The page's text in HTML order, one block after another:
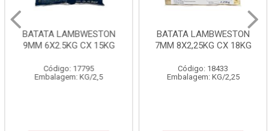
BATATA LAMBWESTON
9MM 6X2.5KG CX 15KG
Código: 17795
Embalagem: KG/2,5
BATATA LAMBWESTON
7MM 8X2,25KG CX 18KG
Código: 18433
Embalagem: KG/2,25